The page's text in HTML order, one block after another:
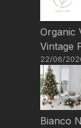
Organic
Vintage
22/06/
Bianco